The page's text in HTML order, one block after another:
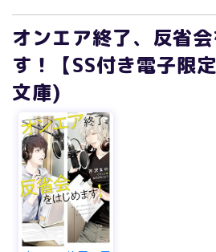
オンエア終了、反省
す！【SS付き電子限
文庫)